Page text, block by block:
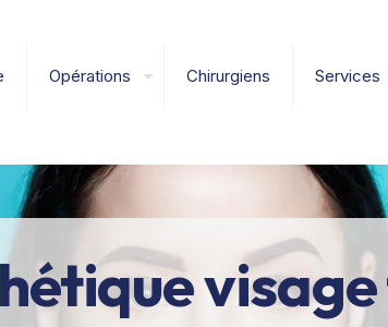
Opérations Chirurgiens Services